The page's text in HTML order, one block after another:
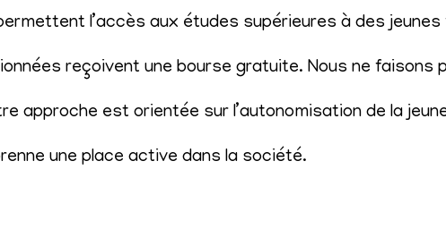
l’accès aux études supérieures à des jeunes
reçoivent une bourse gratuite. Nous ne faisons
approche est orientée sur l’autonomisation de la
une place active dans la société.